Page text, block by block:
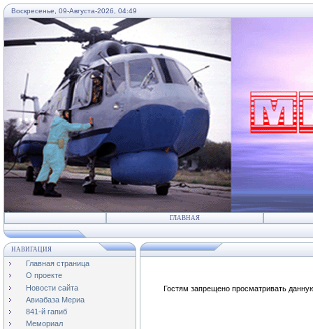
Воскресенье, 09-Августа-2026, 04:49
...
ГЛАВНАЯ
НАВИГАЦИЯ
Главная страница
О проекте
Новости сайта
Авиабаза Мериа
841-й гапиб
Мемориал
Гостям запрещено просматривать